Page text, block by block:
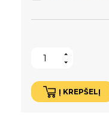
Į KREPŠELĮ